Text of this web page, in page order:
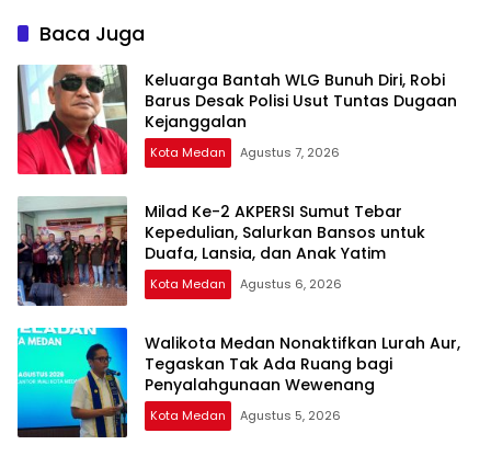
Baca Juga
Keluarga Bantah WLG Bunuh Diri, Robi
Barus Desak Polisi Usut Tuntas Dugaan
Kejanggalan
Kota Medan Agustus 7, 2026
Milad Ke-2 AKPERSI Sumut Tebar
Kepedulian, Salurkan Bansos untuk
Duafa, Lansia, dan Anak Yatim
Kota Medan Agustus 6, 2026
Walikota Medan Nonaktifkan Lurah Aur,
Tegaskan Tak Ada Ruang bagi
Penyalahgunaan Wewenang
Kota Medan Agustus 5, 2026